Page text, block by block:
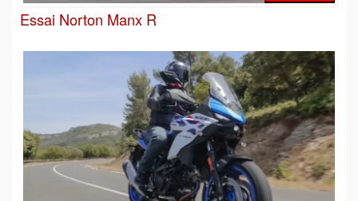
Essai Norton Manx R